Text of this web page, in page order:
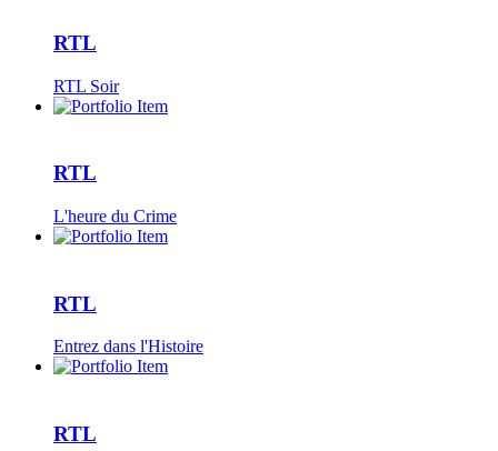
RTL
RTL Soir
RTL
L'heure du Crime
RTL
Entrez dans l'Histoire
RTL